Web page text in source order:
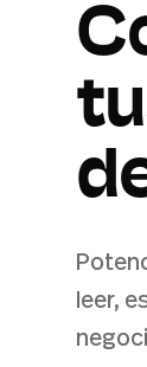
leer,